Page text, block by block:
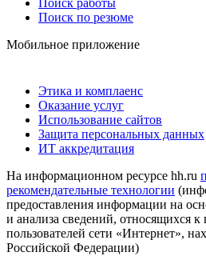
Поиск по резюме
Мобильное приложение
Этика и комплаенс
Оказание услуг
Использование сайтов
Защита персональных данных
ИТ аккредитация
На информационном ресурсе hh.ru
рекомендательные технологии
предоставления информации на
и анализа сведений, относящихся к
пользователей сети «Интернет»,
Российской Федерации)